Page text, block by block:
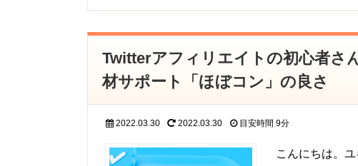
Twitterアフィリエイトの初心者さ
材サポート「ほぼコン」の良さ
2022.03.30 2022.03.30 目安時間 9分
こんにちは。